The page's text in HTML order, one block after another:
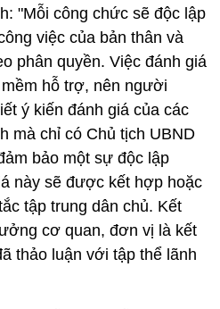
"Mỗi công chức sẽ độc lập
việc của bản thân và
phân quyền. Việc đánh giá
hỗ trợ, nên người
ý kiến đánh giá của các
mà chỉ có Chủ tịch UBND
bảo một sự độc lập
này sẽ được kết hợp hoặc
tập trung dân chủ. Kết
cơ quan, đơn vị là kết
thảo luận với tập thể lãnh